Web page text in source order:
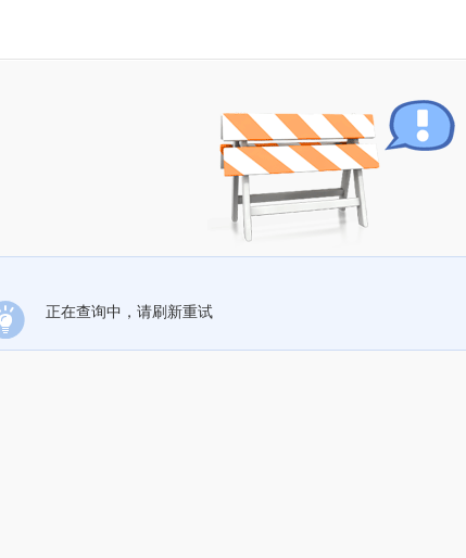
正在查询中，请刷新重试